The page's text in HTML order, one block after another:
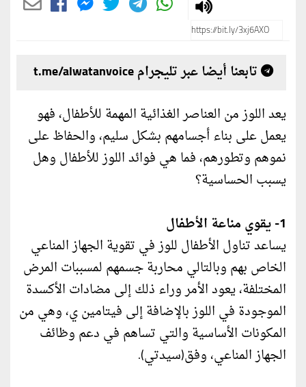
تابعنا أيضا عبر تليجرام t.me/alwatanvoice
يعد اللوز من العناصر الغذائية المهمة للأطفال، فهو
يعمل على بناء أجسامهم بشكل سليم، والحفاظ على
نموهم وتطورهم، فما هي فوائد اللوز للأطفال وهل
يسبب الحساسية؟
1- يقوي مناعة الأطفال
يساعد تناول الأطفال للوز في تقوية الجهاز المناعي
الخاص بهم وبالتالي محاربة جسمهم لمسببات المرض
المختلفة، يعود الأمر وراء ذلك إلى مضادات الأكسدة
الموجودة في اللوز بالإضافة إلى فيتامين ي، وهي من
المكونات الأساسية والتي تساهم في دعم وظائف
الجهاز المناعي، وفق(سيدتي).